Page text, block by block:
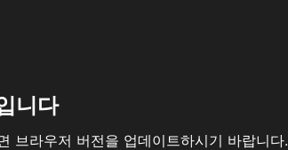
니다
브라우저 버전을 업데이트하시기 바랍니다.